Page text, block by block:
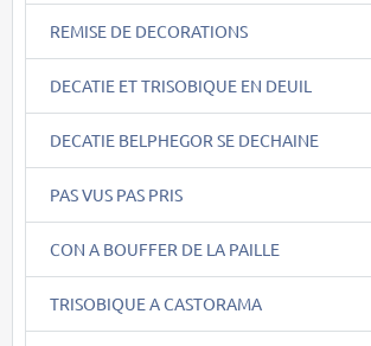
REMISE DE DECORATIONS
DECATIE ET TRISOBIQUE EN DEUIL
DECATIE BELPHEGOR SE DECHAINE
PAS VUS PAS PRIS
CON A BOUFFER DE LA PAILLE
TRISOBIQUE A CASTORAMA